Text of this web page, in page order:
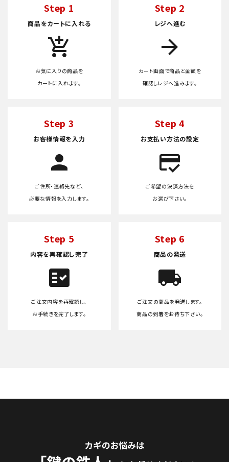
Step 1
商品をカートに入れる
add_shopping_cart
お気に入りの商品を
カートに入れます。
Step 2
レジへ進む
arrow_forward
カート画面で商品と金額を
確認しレジへ進みます。
Step 3
お客様情報を入力
person
ご住所・連絡先など、
必要な情報を入力します。
Step 4
お支払い方法の設定
credit_score
ご希望の決済方法を
お選び下さい。
Step 5
内容を再確認し完了
fact_check
ご注文内容を再確認し、
お手続きを完了します。
Step 6
商品の発送
local_shipping
ご注文の商品を発送します。
商品の到着をお待ち下さい。